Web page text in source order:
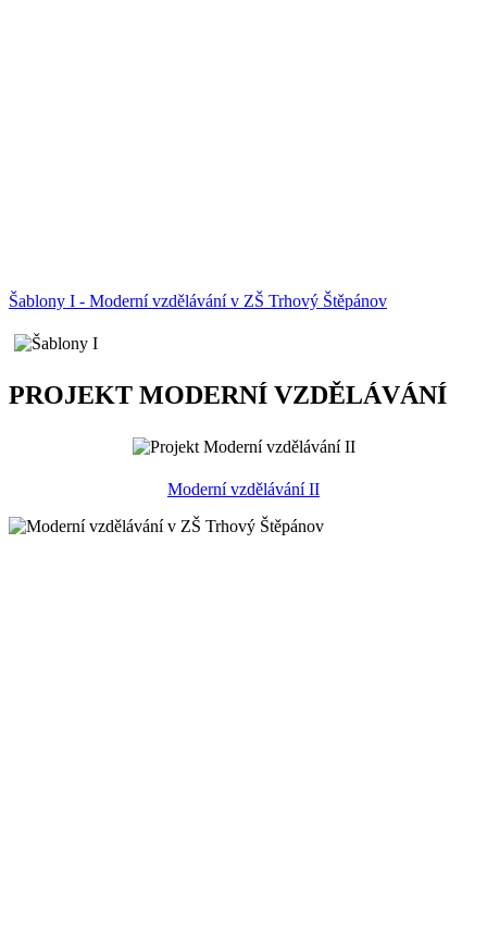
Šablony I - Moderní vzdělávání v ZŠ Trhový Štěpánov
PROJEKT MODERNÍ VZDĚLÁVÁNÍ
Moderní vzdělávání II